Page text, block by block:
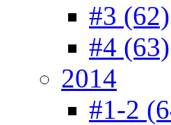
#3 (62)
#4 (63)
2014
#1-2